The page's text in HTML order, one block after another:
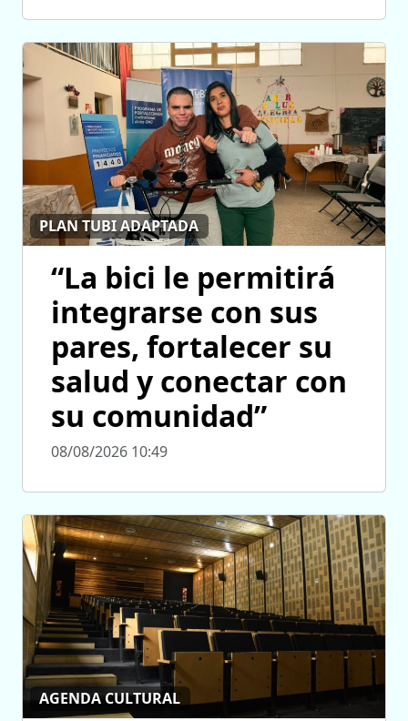
PLAN TUBI ADAPTADA
“La bici le permitirá
integrarse con sus
pares, fortalecer su
salud y conectar con
su comunidad”
08/08/2026 10:49
AGENDA CULTURAL